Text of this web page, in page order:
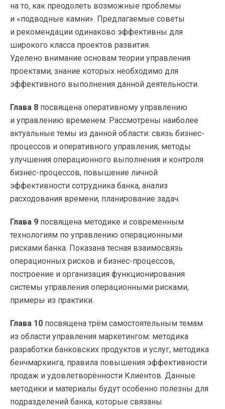
на то, как преодолеть возможные проблемы
и «подводные камни». Предлагаемые советы
и рекомендации одинаково эффективны для
широкого класса проектов развития.
Уделено внимание основам теории управления
проектами, знание которых необходимо для
эффективного выполнения данной деятельности.
Глава 8 посвящена оперативному управлению
и управлению временем. Рассмотрены наиболее
актуальные темы из данной области: связь бизнес-
процессов и оперативного управления, методы
улучшения операционного выполнения и контроля
бизнес-процессов, повышение личной
эффективности сотрудника банка, анализ
расходования времени, планирование задач.
Глава 9 посвящена методике и современным
технологиям по управлению операционными
рисками банка. Показана тесная взаимосвязь
операционных рисков и бизнес-процессов,
построение и организация функционирования
системы управления операционными рисками,
примеры из практики.
Глава 10 посвящена трём самостоятельным темам
из области управления маркетингом: методика
разработки банковских продуктов и услуг, методика
бенчмаркинга, правила повышения эффективности
продаж и удовлетворённости Клиентов. Данные
методики и материалы будут особенно полезны для
подразделений банка, которые связаны